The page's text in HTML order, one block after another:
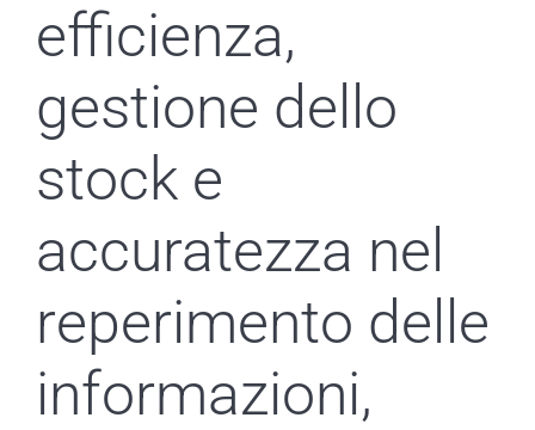
efficienza,
gestione dello
stock e
accuratezza nel
reperimento delle
informazioni,